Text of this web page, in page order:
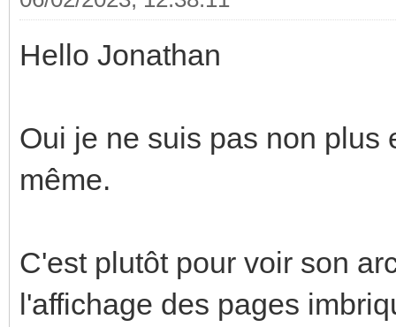
Hello Jonathan
Oui je ne suis pas non plus
même.
C'est plutôt pour voir son
l'affichage des pages